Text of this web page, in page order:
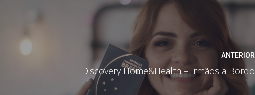
ANTERIOR
Discovery Home&Health – Irmãos a Bordo